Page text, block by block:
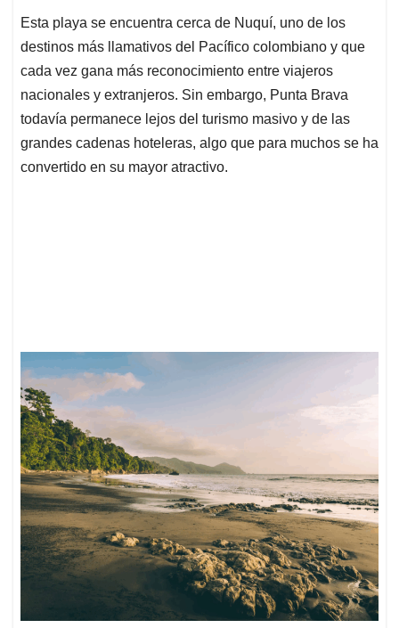
Esta playa se encuentra cerca de Nuquí, uno de los
destinos más llamativos del Pacífico colombiano y que
cada vez gana más reconocimiento entre viajeros
nacionales y extranjeros. Sin embargo, Punta Brava
todavía permanece lejos del turismo masivo y de las
grandes cadenas hoteleras, algo que para muchos se ha
convertido en su mayor atractivo.